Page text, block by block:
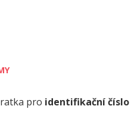
pro identifikační číslo